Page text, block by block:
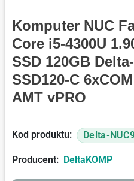
Komputer NUC
Core i5-4300U
SSD 120GB
SSD120-C
AMT vPRO
Kod produktu: Delta-
Producent: DeltaKOMP